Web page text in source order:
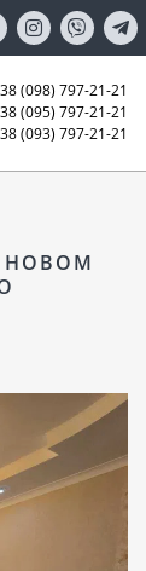
(098) 797-21-21
(095) 797-21-21
(093) 797-21-21
НОВОМ